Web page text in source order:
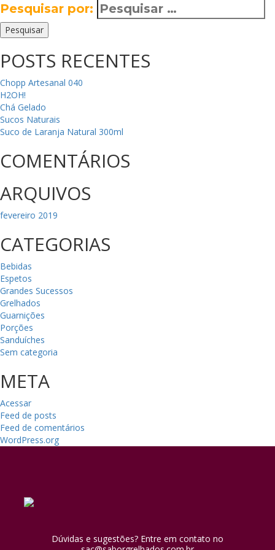
Pesquisar por:
Pesquisar
POSTS RECENTES
Chopp Artesanal 040
H2OH!
Chá Gelado
Sucos Naturais
Suco de Laranja Natural 300ml
COMENTÁRIOS
ARQUIVOS
fevereiro 2019
CATEGORIAS
Bebidas
Espetos
Grandes Sucessos
Grelhados
Guarnições
Porções
Sanduíches
Sem categoria
META
Acessar
Feed de posts
Feed de comentários
WordPress.org
Dúvidas e sugestões? Entre em contato no